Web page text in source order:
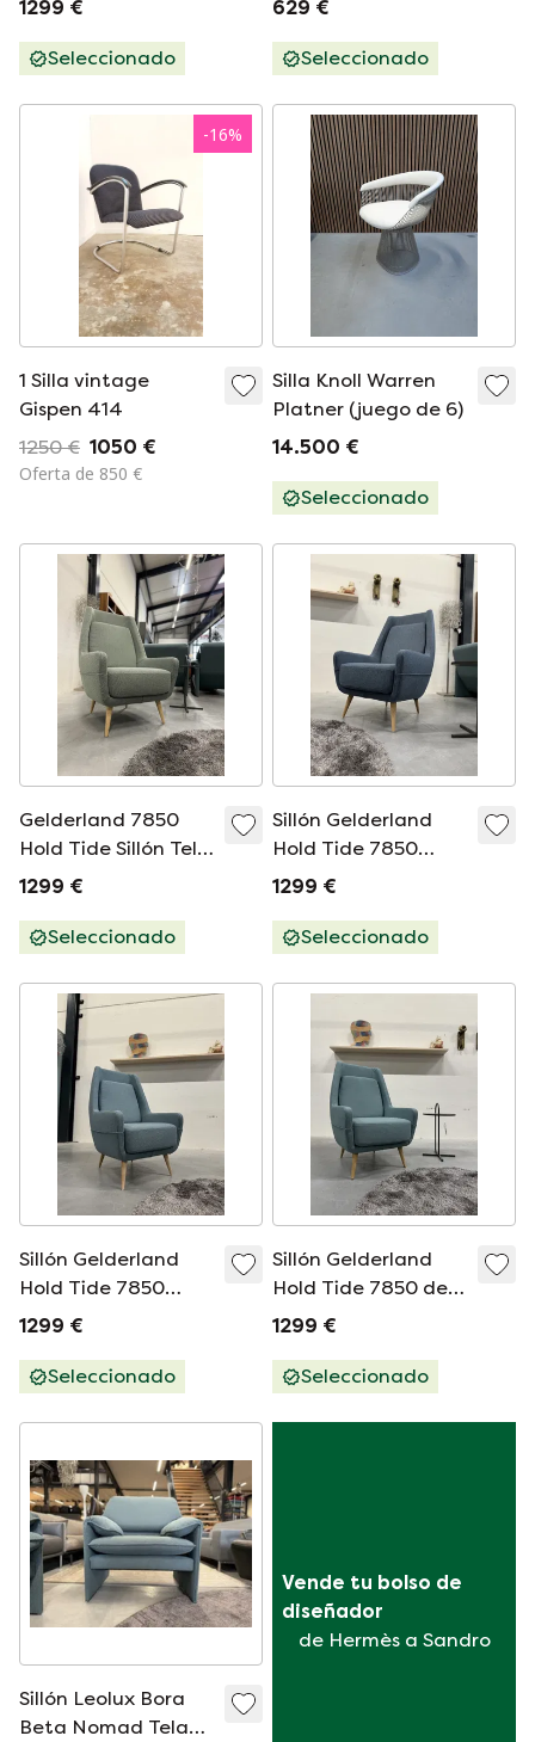
1299 €
Seleccionado
629 €
Seleccionado
-16%
1 Silla vintage
Gispen 414
1250 € 1050 €
Oferta de 850 €
Silla Knoll Warren
Platner (juego de 6)
14.500 €
Seleccionado
Gelderland 7850
Hold Tide Sillón Tela
Verde Opera
1299 €
Seleccionado
Sillón Gelderland
Hold Tide 7850
Tejido Panamá
1299 €
Seleccionado
Sillón Gelderland
Hold Tide 7850
Tejido Panamá
1299 €
Seleccionado
Sillón Gelderland
Hold Tide 7850 de
tela azul
1299 €
Seleccionado
Sillón Leolux Bora
Beta Nomad Tela
Vende tu bolso de
diseñador
de Hermès a Sandro